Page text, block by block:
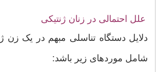
علل احتمالی در زنان ژنتیکی
دلایل دستگاه تناسلی مبهم در یک زن
شامل موردهای زیر باشد: